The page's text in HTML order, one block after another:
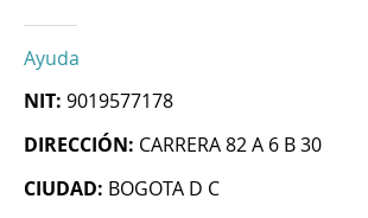
Ayuda
NIT: 9019577178
DIRECCIÓN: CARRERA 82 A 6 B 30
CIUDAD: BOGOTA D C